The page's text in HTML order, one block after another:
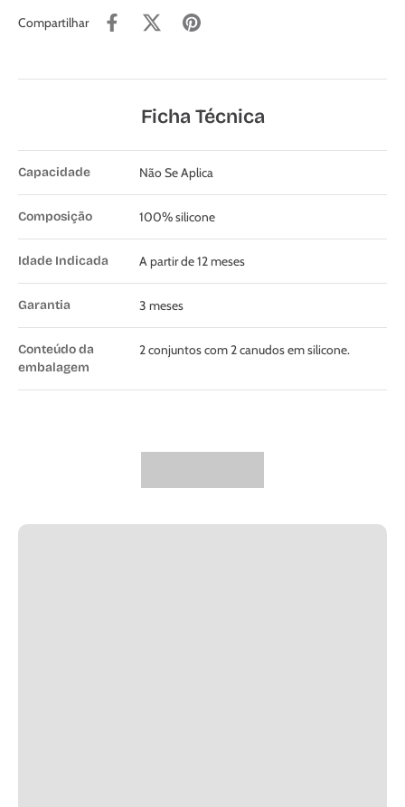
Compartilhar
Ficha Técnica
Capacidade Não Se Aplica
Composição 100% silicone
Idade Indicada A partir de 12 meses
Garantia 3 meses
Conteúdo da
embalagem
2 conjuntos com 2 canudos em silicone.